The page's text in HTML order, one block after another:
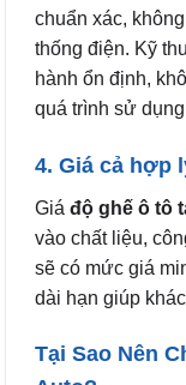
chuẩn xác,
thống điện. Kỹ
hành ổn định,
quá trình sử
4. Giá cả hợp
Giá độ ghế ô tô
vào chất liệu,
sẽ có mức giá
dài hạn giúp
Tại Sao Nên